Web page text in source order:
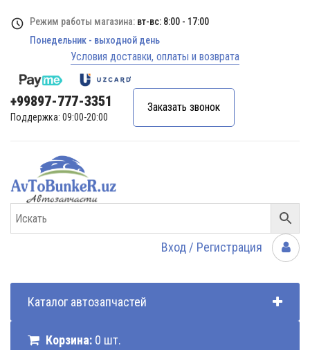
Режим работы магазина: вт-вс: 8:00 - 17:00
Понедельник - выходной день
Условия доставки, оплаты и возврата
+99897-777-3351
Поддержка: 09:00-20:00
Заказать звонок
Вход / Регистрация
Каталог автозапчастей
Корзина: 0 шт.